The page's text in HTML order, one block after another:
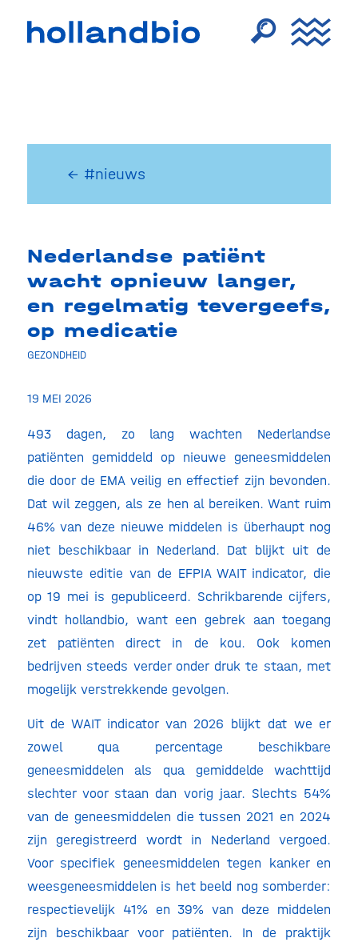
← #nieuws
Nederlandse patiënt
wacht opnieuw langer,
en regelmatig tevergeefs,
op medicatie
GEZONDHEID
19 MEI 2026
493 dagen, zo lang wachten Nederlandse
patiënten gemiddeld op nieuwe geneesmiddelen
die door de EMA veilig en effectief zijn bevonden.
Dat wil zeggen, als ze hen al bereiken. Want ruim
46% van deze nieuwe middelen is überhaupt nog
niet beschikbaar in Nederland. Dat blijkt uit de
nieuwste editie van de EFPIA WAIT indicator, die
op 19 mei is gepubliceerd. Schrikbarende cijfers,
vindt hollandbio, want een gebrek aan toegang
zet patiënten direct in de kou. Ook komen
bedrijven steeds verder onder druk te staan, met
mogelijk verstrekkende gevolgen.
Uit de WAIT indicator van 2026 blijkt dat we er
zowel qua percentage beschikbare
geneesmiddelen als qua gemiddelde wachttijd
slechter voor staan dan vorig jaar. Slechts 54%
van de geneesmiddelen die tussen 2021 en 2024
zijn geregistreerd wordt in Nederland vergoed.
Voor specifiek geneesmiddelen tegen kanker en
weesgeneesmiddelen is het beeld nog somberder:
respectievelijk 41% en 39% van deze middelen
zijn beschikbaar voor patiënten. In de praktijk